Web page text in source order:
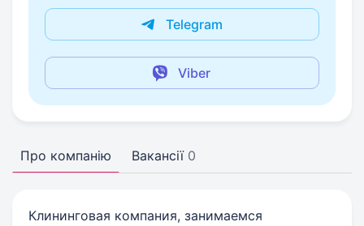
Telegram
Viber
Про компанію Вакансії 0
Клининговая компания, занимаемся